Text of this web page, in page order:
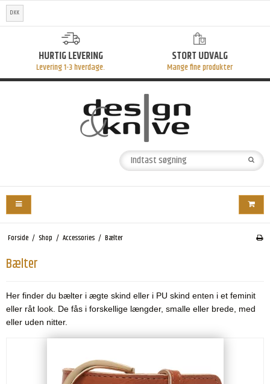
DKK
HURTIG LEVERING
Levering 1-3 hverdage.
STORT UDVALG
Mange fine produkter
Forside / Shop / Accessories / Bælter
Bælter
Her finder du bælter i ægte skind eller i PU skind enten i et feminit
eller råt look. De fås i forskellige længder, smalle eller brede, med
eller uden nitter.